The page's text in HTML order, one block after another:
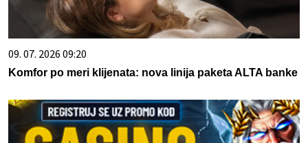
09. 07. 2026 09:20
Komfor po meri klijenata: nova linija paketa ALTA banke